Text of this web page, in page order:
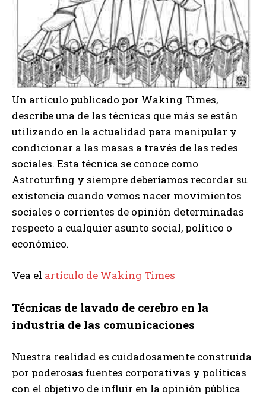
Un artículo publicado por Waking Times,
describe una de las técnicas que más se están
utilizando en la actualidad para manipular y
condicionar a las masas a través de las redes
sociales. Esta técnica se conoce como
Astroturfing y siempre deberíamos recordar su
existencia cuando vemos nacer movimientos
sociales o corrientes de opinión determinadas
respecto a cualquier asunto social, político o
económico.
Vea el artículo de Waking Times
Técnicas de lavado de cerebro en la
industria de las comunicaciones
Nuestra realidad es cuidadosamente construida
por poderosas fuentes corporativas y políticas
con el objetivo de influir en la opinión pública